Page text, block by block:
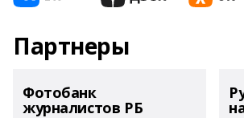
Партнеры
Фотобанк
журналистов РБ